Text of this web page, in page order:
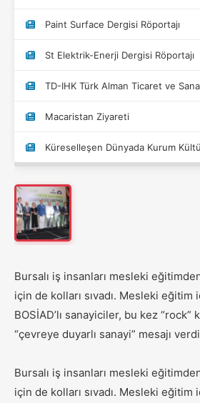
Paint Surface Dergisi Röportajı
St Elektrik-Enerji Dergisi Röportajı
TD-IHK Türk Alman Ticaret ve
Macaristan Ziyareti
Küreselleşen Dünyada Kurum
Bursalı iş insanları mesleki
için de kolları sıvadı. Mesleki eğitim
BOSİAD’lı sanayiciler, bu kez
“çevreye duyarlı sanayi” mesajı
Bursalı iş insanları mesleki
için de kolları sıvadı. Mesleki eğitim